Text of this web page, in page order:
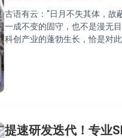
古语有云：“日月不失其体，故
一成不变的固守，也不是漫无
科创产业的蓬勃生长，恰是对
提速研发迭代！专业